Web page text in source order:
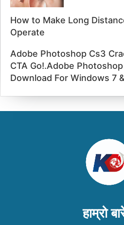
How to Make Long
Operate
Adobe Photoshop Cs3
CTA Go!.Adobe
Download For Windows 7
हाम्रो